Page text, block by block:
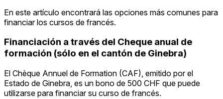
En este artículo encontrará las opciones más comunes para
financiar los cursos de francés.
Financiación a través del Cheque anual de
formación (sólo en el cantón de Ginebra)
El Chèque Annuel de Formation (CAF), emitido por el
Estado de Ginebra, es un bono de 500 CHF que puede
utilizarse para financiar su curso de francés.